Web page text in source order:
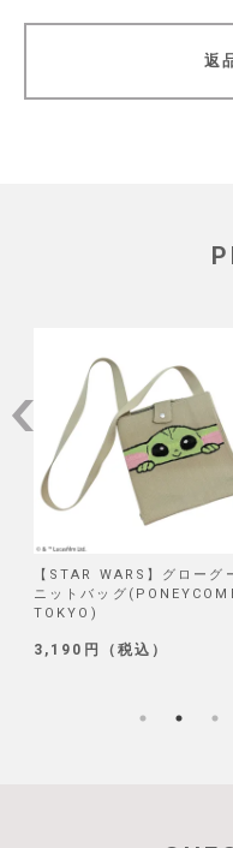
返
【STAR WARS】グローグ
ニットバッグ
TOKYO)
3,190円（税込）